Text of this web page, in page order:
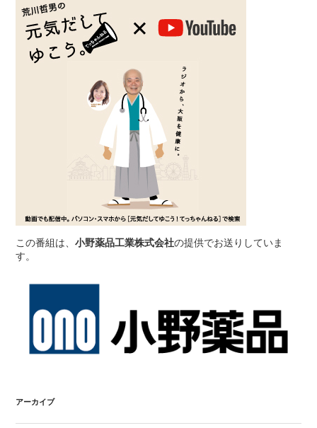
この番組は、小野薬品工業株式会社の提供でお送りしていま
す。
アーカイブ